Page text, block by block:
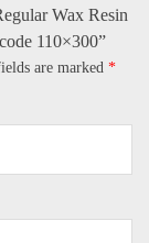
Wax Resin
110×300”
are marked *